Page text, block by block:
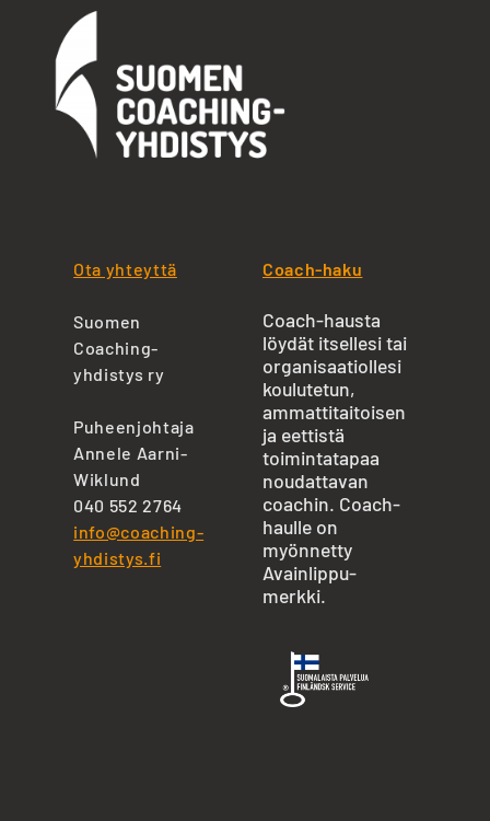
Ota yhteyttä
Suomen
Coaching-
yhdistys ry
Puheenjohtaja
Annele Aarni-
Wiklund
040 552 2764
info@coaching-
yhdistys.fi
Coach-haku
Coach-hausta
löydät itsellesi tai
organisaatiollesi
koulutetun,
ammattitaitoisen
ja eettistä
toimintatapaa
noudattavan
coachin. Coach-
haulle on
myönnetty
Avainlippu-
merkki.